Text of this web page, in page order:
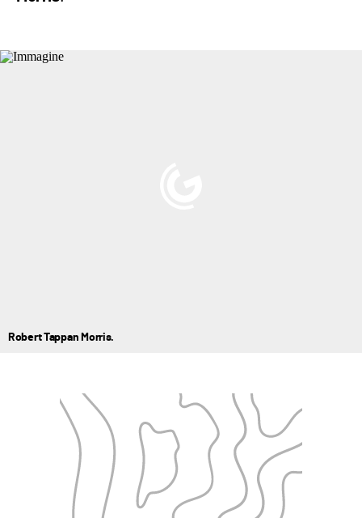
Robert Tappan Morris.